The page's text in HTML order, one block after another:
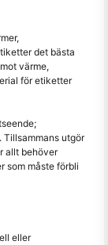
det bästa
värme,
för etiketter
utgör
allt behöver
som måste förbli
eller